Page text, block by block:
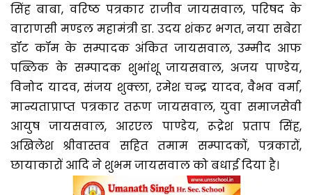
सिंह बाबा, वरिष्ठ पत्रकार राजीव जायसवाल, परिषद के
वाराणसी मण्डल महामंत्री डा. उदय शंकर भगत, नया सबेरा
डॉट कॉम के सम्पादक अंकित जायसवाल, उम्मीद आफ
पब्लिक के सम्पादक शुभांशू जायसवाल, अजय पाण्डेय,
विनोद यादव, संजय शुक्ला, रमेश चन्द्र यादव, वैभव वर्मा,
मान्यताप्राप्त पत्रकार तरूण जायसवाल, युवा समाजसेवी
आयुष जायसवाल, आरएल पाण्डेय, रूद्रेश प्रताप सिंह,
अखिलेश श्रीवास्तव सहित तमाम सम्पादकों, पत्रकारों,
छायाकारों आदि ने शुभम जायसवाल को बधाई दिया है।